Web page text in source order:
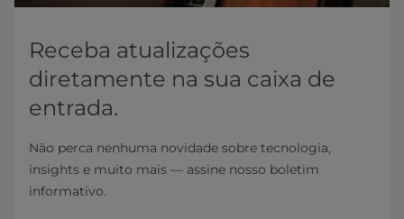
Receba atualizações
diretamente na sua caixa de
entrada.
Não perca nenhuma novidade sobre tecnologia,
insights e muito mais — assine nosso boletim
informativo.